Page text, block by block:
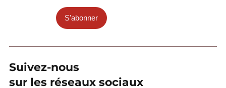
S'abonner
Suivez-nous
sur les réseaux sociaux